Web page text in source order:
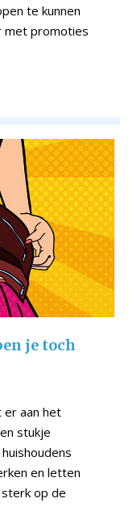
te kunnen
met promoties
je toch
er aan het
stukje
en letten
op de